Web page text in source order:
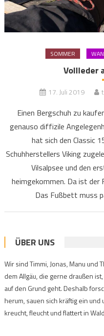
SOMMER
Vollleder
17. Juli 2019
Einen Bergschuh zu
genauso diffizile
hat sich den Classic
Schuhherstellers Viking
Vilsalpsee und den
heimgekommen. Da ist der
Das Fußbett muss
ÜBER UNS
Wir sind Timmi, Jonas, Manu und
dem Allgäu, die gerne draußen
auf den Grund geht. Deshalb
herum, sauen sich kräftig ein
kreucht, fleucht und flattert in